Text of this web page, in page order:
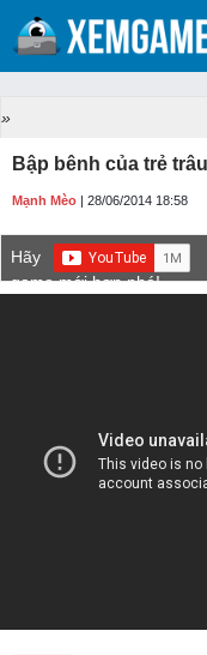
»
Bập bênh của trẻ
Mạnh Mèo | 28/06/2014 18:58
Hãy
game mới hơn nhé!